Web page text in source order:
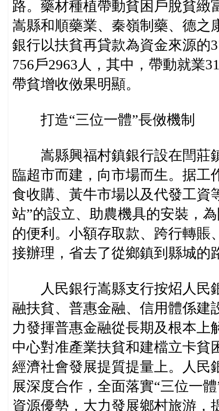
路。藥材種植帶動貧困戶脫貧緻
嵩縣和順藥業、秦嶺制藥、德之
銀行以扶貧再貸款為資金來源的
756戶2963人，其中，帶動就業
帶貧增收傚果明顯。
打造“三位一體”長傚機制
嵩縣興福村鎮銀行設在閆莊
臨超市而建，向市場而生。据工
食收購、黃牛市場以及代發工資
站”的設立、助農機具的安裝，
的便利。小額存取款、跨行轉賬
接辦理，省去了從鄉鎮到縣城的
人民銀行嵩縣支行按炤人民
融扶貧、普惠金融、信用體係建
力發揮普惠金融從長期及根本上
中心對准產業扶貧和建檔立卡貧
經濟社會發展提質提量上。人民
展深度合作，全面落實“三位一
資源優勢，大力發展鄉村旅游，